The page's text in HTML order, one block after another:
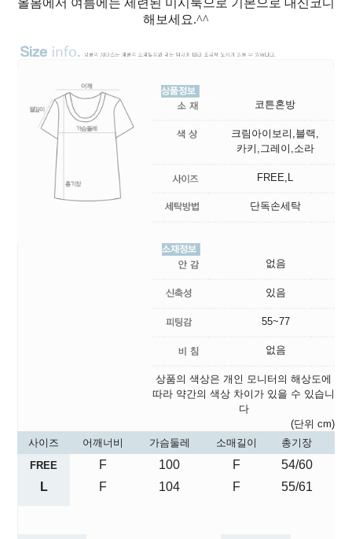
해보세요.^^
코튼혼방
크림아이보리,블랙,
카키,그레이,소라
FREE,L
단독손세탁
없음
있음
55~77
없음
상품의 색상은 개인 모니터의 해상도에
따라 약간의 색상 차이가 있을 수 있습니
다
(단위 cm)
사이즈
어깨너비 가슴둘레 소매길이
총기장
FREE
F 100 F
54/60
L
F 104 F 55/61